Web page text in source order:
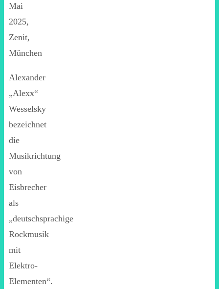
Mai
2025,
Zenit,
München
Alexander
„Alexx“
Wesselsky
bezeichnet
die
Musikrichtung
von
Eisbrecher
als
„deutschsprachige
Rockmusik
mit
Elektro-
Elementen“.